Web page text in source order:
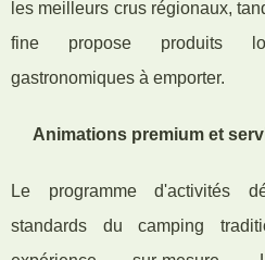
les meilleurs crus régionaux,
fine propose produits
gastronomiques à emporter.
Animations premium et
Le programme d'activités
standards du camping